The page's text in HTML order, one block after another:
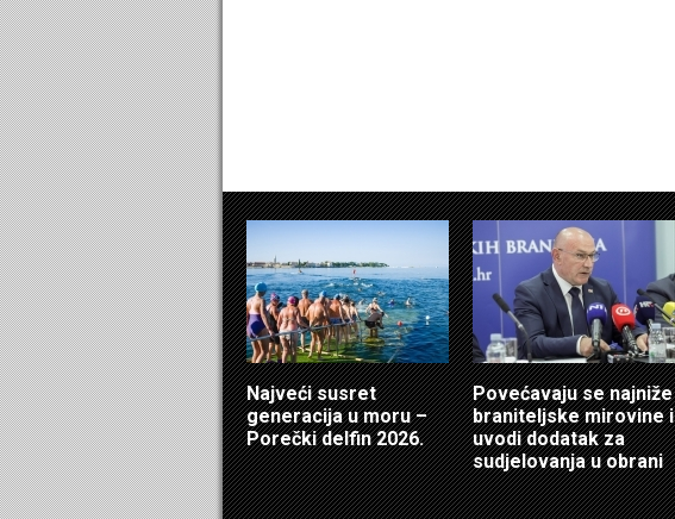
Najveći susret
generacija u moru –
Porečki delfin 2026.
Povećavaju se najniže
braniteljske mirovine i
uvodi dodatak za
sudjelovanja u obrani